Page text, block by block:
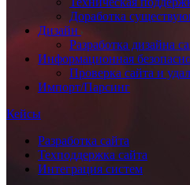
Доработка
Дизайн
Разработка дизайна
Информационная
Проверка сайта и
Импорт/Парсинг
Кейсы
Разработка сайта
Техподдержка сайта
Интеграция систем